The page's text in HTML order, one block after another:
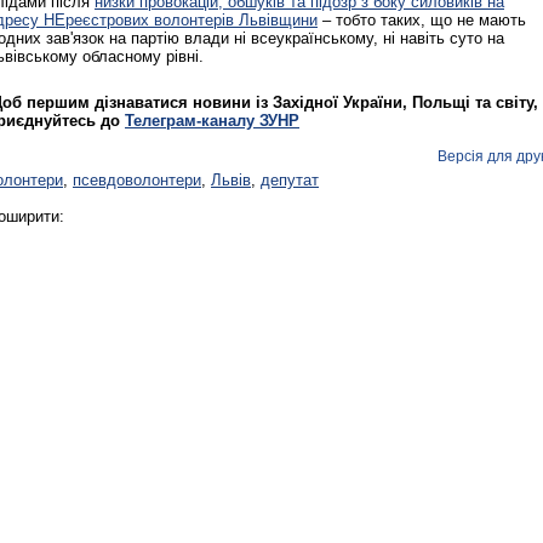
НЕреєстрових волонтерів Львівщини – тобто таких, що не мають
зав'язок на партію влади ні всеукраїнському, ні навіть суто на
обласному рівні.
першим дізнаватися новини із Західної України, Польщі та світу,
до Телеграм-каналу ЗУНР
Версія для
, псевдоволонтери, Львів, депутат